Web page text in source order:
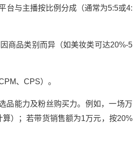
台与主播按比例分成（通常为5:5或4:
商品类别而异（如美妆类可达20%-5
、CPS）。
品能力及粉丝购买力。例如，一场万
）；若带货销售额为1万元，按20%